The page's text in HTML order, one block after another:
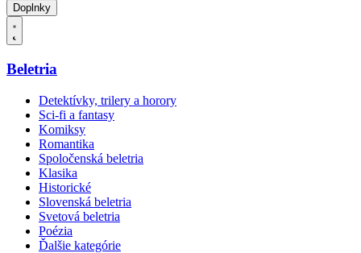
Doplnky
Beletria
Detektívky, trilery a horory
Sci-fi a fantasy
Komiksy
Romantika
Spoločenská beletria
Klasika
Historické
Slovenská beletria
Svetová beletria
Poézia
Ďalšie kategórie